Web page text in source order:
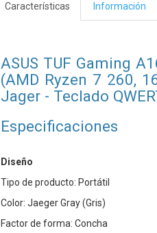
Características Información
ASUS TUF Gaming
(AMD Ryzen 7 260,
Jager - Teclado
Especificaciones
Diseño
Tipo de producto: Portátil
Color: Jaeger Gray (Gris)
Factor de forma: Concha